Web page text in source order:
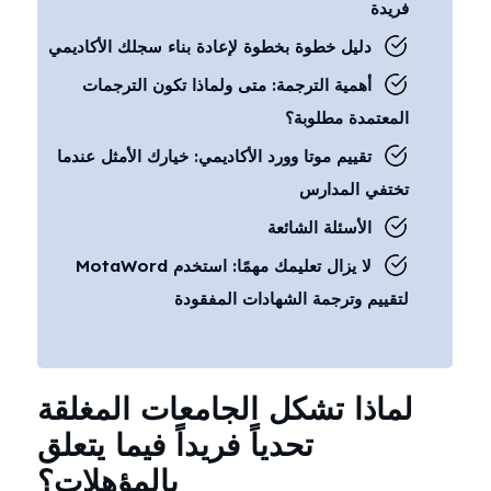
فريدة
دليل خطوة بخطوة لإعادة بناء سجلك الأكاديمي
أهمية الترجمة: متى ولماذا تكون الترجمات
المعتمدة مطلوبة؟
تقييم موتا وورد الأكاديمي: خيارك الأمثل عندما
تختفي المدارس
الأسئلة الشائعة
لا يزال تعليمك مهمًا: استخدم MotaWord
لتقييم وترجمة الشهادات المفقودة
لماذا تشكل الجامعات المغلقة
تحدياً فريداً فيما يتعلق
بالمؤهلات؟